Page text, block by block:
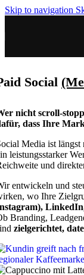
Skip to navigation
Social
nicht scroll-
dass Ihre
Media ist
leistungsstarker
und
entwickeln und
wo Ihre
Branding,
zielgerichtet,